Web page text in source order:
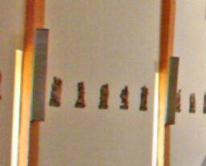
Vai
al
contenuto